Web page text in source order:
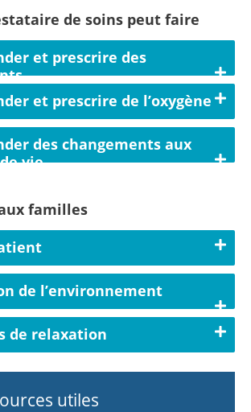
de soins peut faire
et prescrire des
et prescrire de l’oxygène
des changements aux
vie
familles
de l’environnement
de relaxation
utiles